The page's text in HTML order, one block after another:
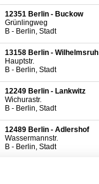
12351 Berlin - Buckow
Grünlingweg
B - Berlin, Stadt
13158 Berlin - Wilhelmsruh
Hauptstr.
B - Berlin, Stadt
12249 Berlin - Lankwitz
Wichurastr.
B - Berlin, Stadt
12489 Berlin - Adlershof
Wassermannstr.
B - Berlin, Stadt